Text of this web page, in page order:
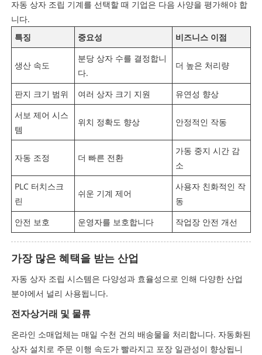
자동 상자 조립 기계를 선택할 때 기업은 다음 사양을 평가해야 합
니다.
특징
중요성 비즈니스 이점
생산 속도
분당 상자 수를 결정합니
다.
더 높은 처리량
판지 크기 범위 여러 상자 크기 지원
유연성 향상
서보 제어 시스
템
위치 정확도 향상 안정적인 작동
자동 조정 더 빠른 전환
가동 중지 시간 감
소
PLC 터치스크
린
쉬운 기계 제어
사용자 친화적인 작
동
안전 보호
운영자를 보호합니다 작업장 안전 개선
가장 많은 혜택을 받는 산업
자동 상자 조립 시스템은 다양성과 효율성으로 인해 다양한 산업
분야에서 널리 사용됩니다.
전자상거래 및 물류
온라인 소매업체는 매일 수천 건의 배송물을 처리합니다. 자동화된
상자 설치로 주문 이행 속도가 빨라지고 포장 일관성이 향상됩니